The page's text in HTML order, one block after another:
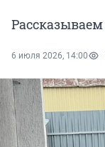
6 июля 2026, 14:00